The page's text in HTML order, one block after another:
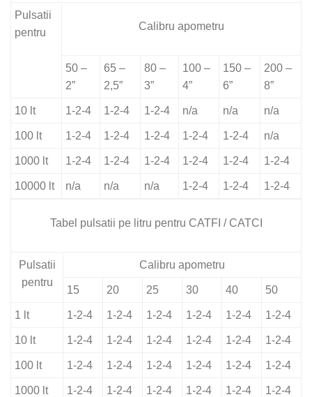
Pulsatii
pentru
Calibru apometru
50 –
2”
65 –
2,5”
80 –
3”
100 –
4”
150 –
6”
200 –
8”
10 lt 1-2-4 1-2-4 1-2-4 n/a n/a n/a
100 lt 1-2-4 1-2-4 1-2-4 1-2-4 1-2-4 n/a
1000 lt 1-2-4 1-2-4 1-2-4 1-2-4 1-2-4 1-2-4
10000 lt n/a n/a n/a 1-2-4 1-2-4 1-2-4
Tabel pulsatii pe litru pentru CATFI / CATCI
Pulsatii
pentru
Calibru apometru
15 20 25 30 40 50
1 lt 1-2-4 1-2-4 1-2-4 1-2-4 1-2-4 1-2-4
10 lt 1-2-4 1-2-4 1-2-4 1-2-4 1-2-4 1-2-4
100 lt 1-2-4 1-2-4 1-2-4 1-2-4 1-2-4 1-2-4
1000 lt 1-2-4 1-2-4 1-2-4 1-2-4 1-2-4 1-2-4